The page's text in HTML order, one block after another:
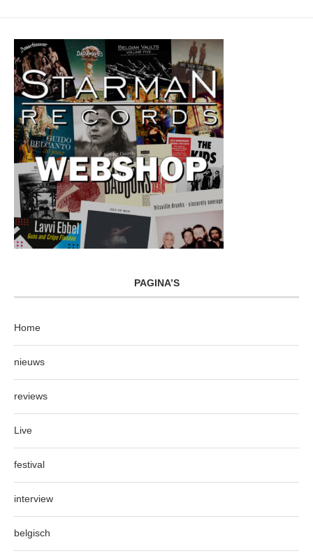
PAGINA’S
Home
nieuws
reviews
Live
festival
interview
belgisch